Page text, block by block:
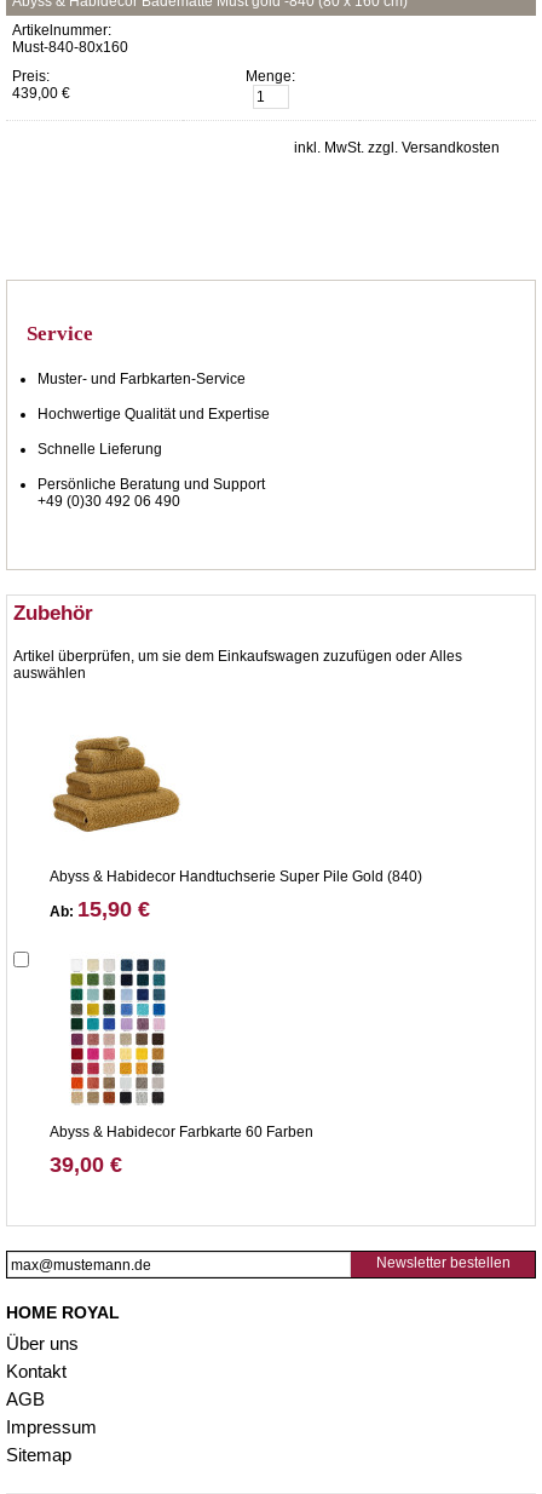
Artikelnummer:
Must-840-80x160
Preis:
439,00 €
Menge:
inkl. MwSt. zzgl. Versandkosten
Service
Muster- und Farbkarten-Service
Hochwertige Qualität und Expertise
Schnelle Lieferung
Persönliche Beratung und Support
+49 (0)30 492 06 490
Zubehör
Artikel überprüfen, um sie dem Einkaufswagen zuzufügen oder Alles
auswählen
Abyss & Habidecor Handtuchserie Super Pile Gold (840)
Ab: 15,90 €
Abyss & Habidecor Farbkarte 60 Farben
39,00 €
Newsletter bestellen
HOME ROYAL
Über uns
Kontakt
AGB
Impressum
Sitemap